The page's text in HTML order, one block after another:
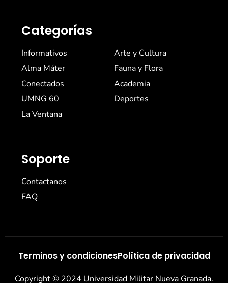
Categorías
Informativos
Alma Máter
Conectados
UMNG 60
La Ventana
Arte y Cultura
Fauna y Flora
Academia
Deportes
Soporte
Contactanos
FAQ
Terminos y condicionesPolítica de privacidad
Copyright © 2024 Universidad Militar Nueva Granada.